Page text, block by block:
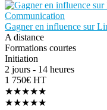
Communication
Gagner en influence sur
A distance
Formations courtes
Initiation
2 jours - 14 heures
1 750€ HT
★★★★★
★★★★★